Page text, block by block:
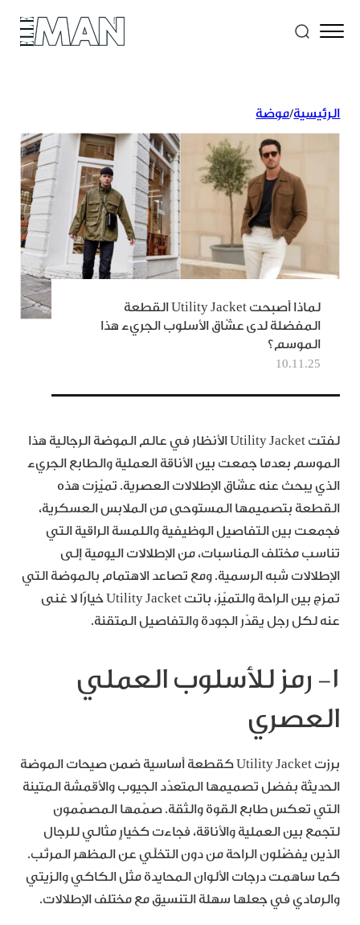
الرئيسية/موضة
لماذا أصبحت Utility Jacket القطعة
المفضلة لدى عشّاق الأسلوب الجريء هذا
الموسم؟
10.11.25
لفتت Utility Jacket الأنظار في عالم الموضة الرجالية هذا
الموسم بعدما جمعت بين الأناقة العملية والطابع الجريء
الذي يبحث عنه عشّاق الإطلالات العصرية. تميّزت هذه
القطعة بتصميمها المستوحى من الملابس العسكرية،
فجمعت بين التفاصيل الوظيفية واللمسة الراقية التي
تناسب مختلف المناسبات، من الإطلالات اليومية إلى
الإطلالات شبه الرسمية. ومع تصاعد الاهتمام بالموضة التي
تمزج بين الراحة والتميّز، باتت Utility Jacket خيارًا لا غنى
عنه لكل رجل يقدّر الجودة والتفاصيل المتقنة.
١- رمز للأسلوب العملي
العصري
برزت Utility Jacket كقطعة أساسية ضمن صيحات الموضة
الحديثة بفضل تصميمها المتعدّد الجيوب والأقمشة المتينة
التي تعكس طابع القوة والثقة. صمّمها المصمّمون
لتجمع بين العملية والأناقة، فجاءت كخيارٍ مثالي للرجال
الذين يفضّلون الراحة من دون التخلّي عن المظهر المرتّب.
كما ساهمت درجات الألوان المحايدة مثل الكاكي والزيتي
والرمادي في جعلها سهلة التنسيق مع مختلف الإطلالات.